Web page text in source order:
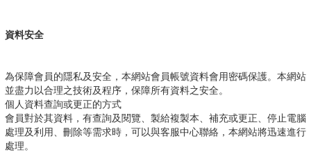
資料安全
為保障會員的隱私及安全，本網站會員帳號資料會用密碼保護。本網站
並盡力以合理之技術及程序，保障所有資料之安全。
個人資料查詢或更正的方式
會員對於其資料，有查詢及閱覽、製給複製本、補充或更正、停止電腦
處理及利用、刪除等需求時，可以與客服中心聯絡，本網站將迅速進行
處理。